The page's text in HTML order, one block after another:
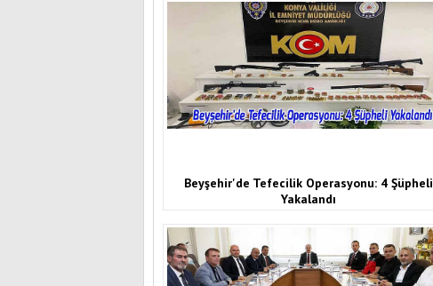
Beyşehir'de Tefecilik Operasyonu: 4 Şüpheli
Yakalandı